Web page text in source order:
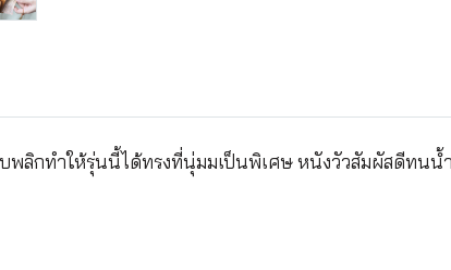
พลิกทำให้รุ่นนี้ได้ทรงที่นุ่มมเป็นพิเศษ หนังวัวสัมผัสดีทน